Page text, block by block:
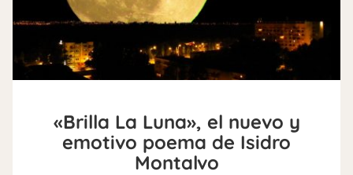
«Brilla La Luna», el nuevo y
emotivo poema de Isidro
Montalvo